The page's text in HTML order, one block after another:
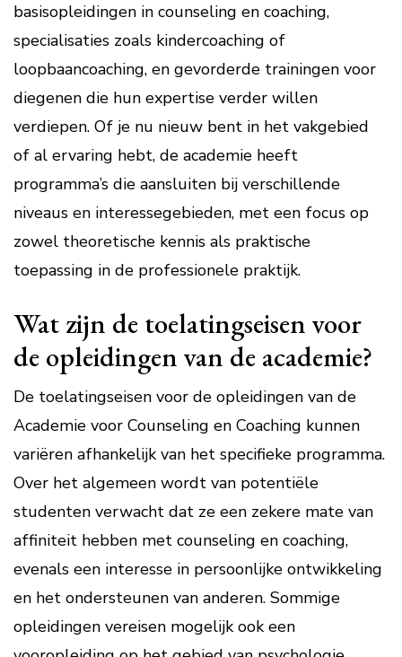
basisopleidingen in counseling en coaching,
specialisaties zoals kindercoaching of
loopbaancoaching, en gevorderde trainingen voor
diegenen die hun expertise verder willen
verdiepen. Of je nu nieuw bent in het vakgebied
of al ervaring hebt, de academie heeft
programma’s die aansluiten bij verschillende
niveaus en interessegebieden, met een focus op
zowel theoretische kennis als praktische
toepassing in de professionele praktijk.
Wat zijn de toelatingseisen voor
de opleidingen van de academie?
De toelatingseisen voor de opleidingen van de
Academie voor Counseling en Coaching kunnen
variëren afhankelijk van het specifieke programma.
Over het algemeen wordt van potentiële
studenten verwacht dat ze een zekere mate van
affiniteit hebben met counseling en coaching,
evenals een interesse in persoonlijke ontwikkeling
en het ondersteunen van anderen. Sommige
opleidingen vereisen mogelijk ook een